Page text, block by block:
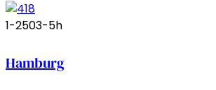
1-2503-5h
Hamburg